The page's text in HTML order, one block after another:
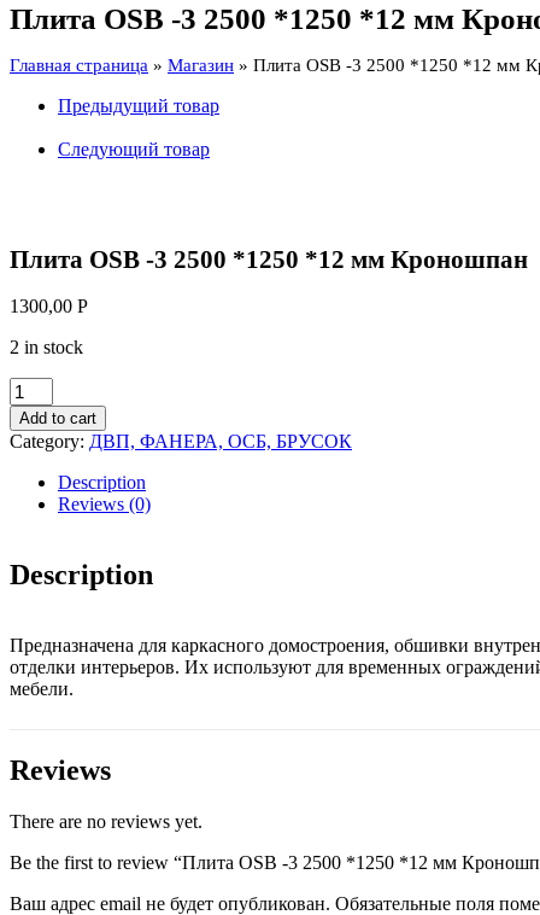
*1250
мм
quantity
Плита OSB -3 2500 *1250 *12 мм
Главная страница » Магазин » Плита OSB -3 2500 *1250 *12 мм
Предыдущий товар
Следующий товар
Плита OSB -3 2500 *1250 *12 мм Кроношпан
1300,00 Р
2 in stock
Плита
OSB
-3
2500
quantity
Add to cart
Category: ДВП, ФАНЕРА, ОСБ, БРУСОК
Description
Reviews (0)
Description
Предназначена для каркасного домостроения, обшивки
отделки интерьеров. Их используют для временных
мебели.
Reviews
There are no reviews yet.
Be the first to review “Плита OSB -3 2500 *1250 *12 мм
Ваш адрес email не будет опубликован. Обязательные поля